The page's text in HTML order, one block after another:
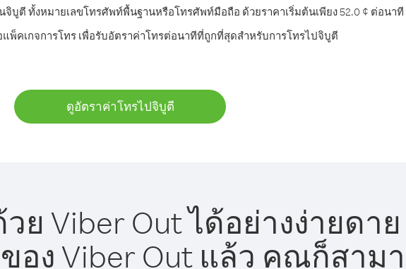
บูตี ทั้งหมายเลขโทรศัพท์พื้นฐานหรือโทรศัพท์มือถือ ด้วยราคาเริ่มต้นเพียง 52.0 ¢ ต่อนาที
พ็คเกจการโทร เพื่อรับอัตราค่าโทรต่อนาทีที่ถูกที่สุดสำหรับการโทรไปจิบูตี
ดูอัตราค่าโทรไปจิบูตี
ย Viber Out ได้อย่างง่ายดาย
อง Viber Out แล้ว คุณก็สาม